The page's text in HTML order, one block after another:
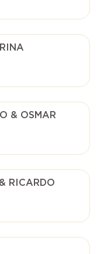
& OSMAR
RICARDO